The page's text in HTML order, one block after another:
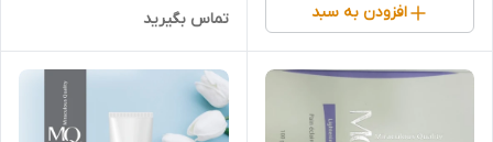
افزودن به سبد تماس بگیرید